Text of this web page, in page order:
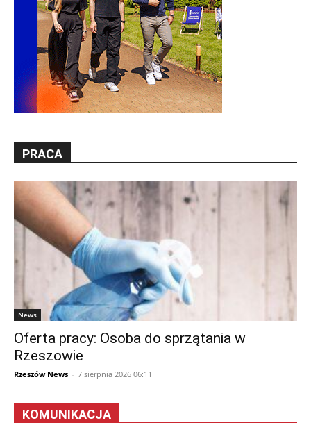
PRACA
News
Oferta pracy: Osoba do sprzątania w
Rzeszowie
Rzeszów News - 7 sierpnia 2026 06:11
KOMUNIKACJA